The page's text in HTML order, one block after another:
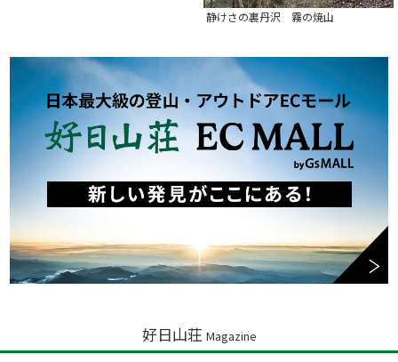
静けさの裏丹沢 霧の焼山
好日山荘 Magazine